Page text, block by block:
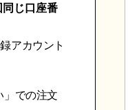
じ口座番
アカウント
」での注文